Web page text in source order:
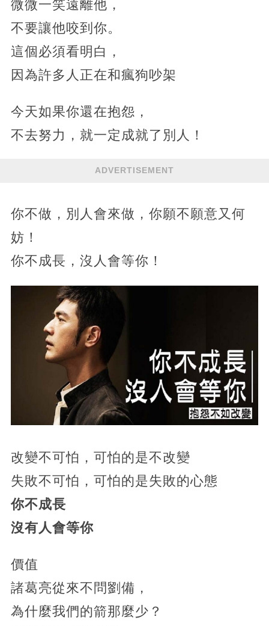
微微一笑遠離他，
不要讓他咬到你。
這個必須看明白，
因為許多人正在和瘋狗吵架
今天如果你還在抱怨，
不去努力，就一定成就了別人！
ADVERTISEMENT
你不做，別人會來做，你願不願意又何
妨！
你不成長，沒人會等你！
改變不可怕，可怕的是不改變
失敗不可怕，可怕的是失敗的心態
你不成長
沒有人會等你
價值
諸葛亮從來不問劉備，
為什麼我們的箭那麼少？